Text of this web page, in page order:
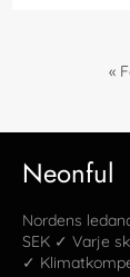
«
Neonful
Nordens
SEK ✓ Varje
✓